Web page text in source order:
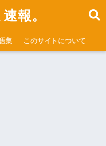
報。
集 このサイトについて